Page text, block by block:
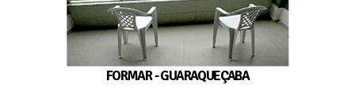
FORMAR - GUARAQUEÇABA